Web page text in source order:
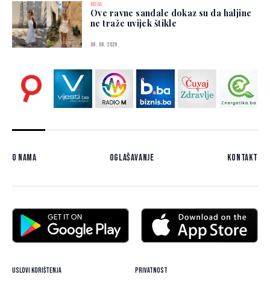
MODA
Ove ravne sandale dokaz su da haljine
ne traže uvijek štikle
06. 08. 2026.
O nama Oglašavanje Kontakt
Uslovi korištenja Privatnost